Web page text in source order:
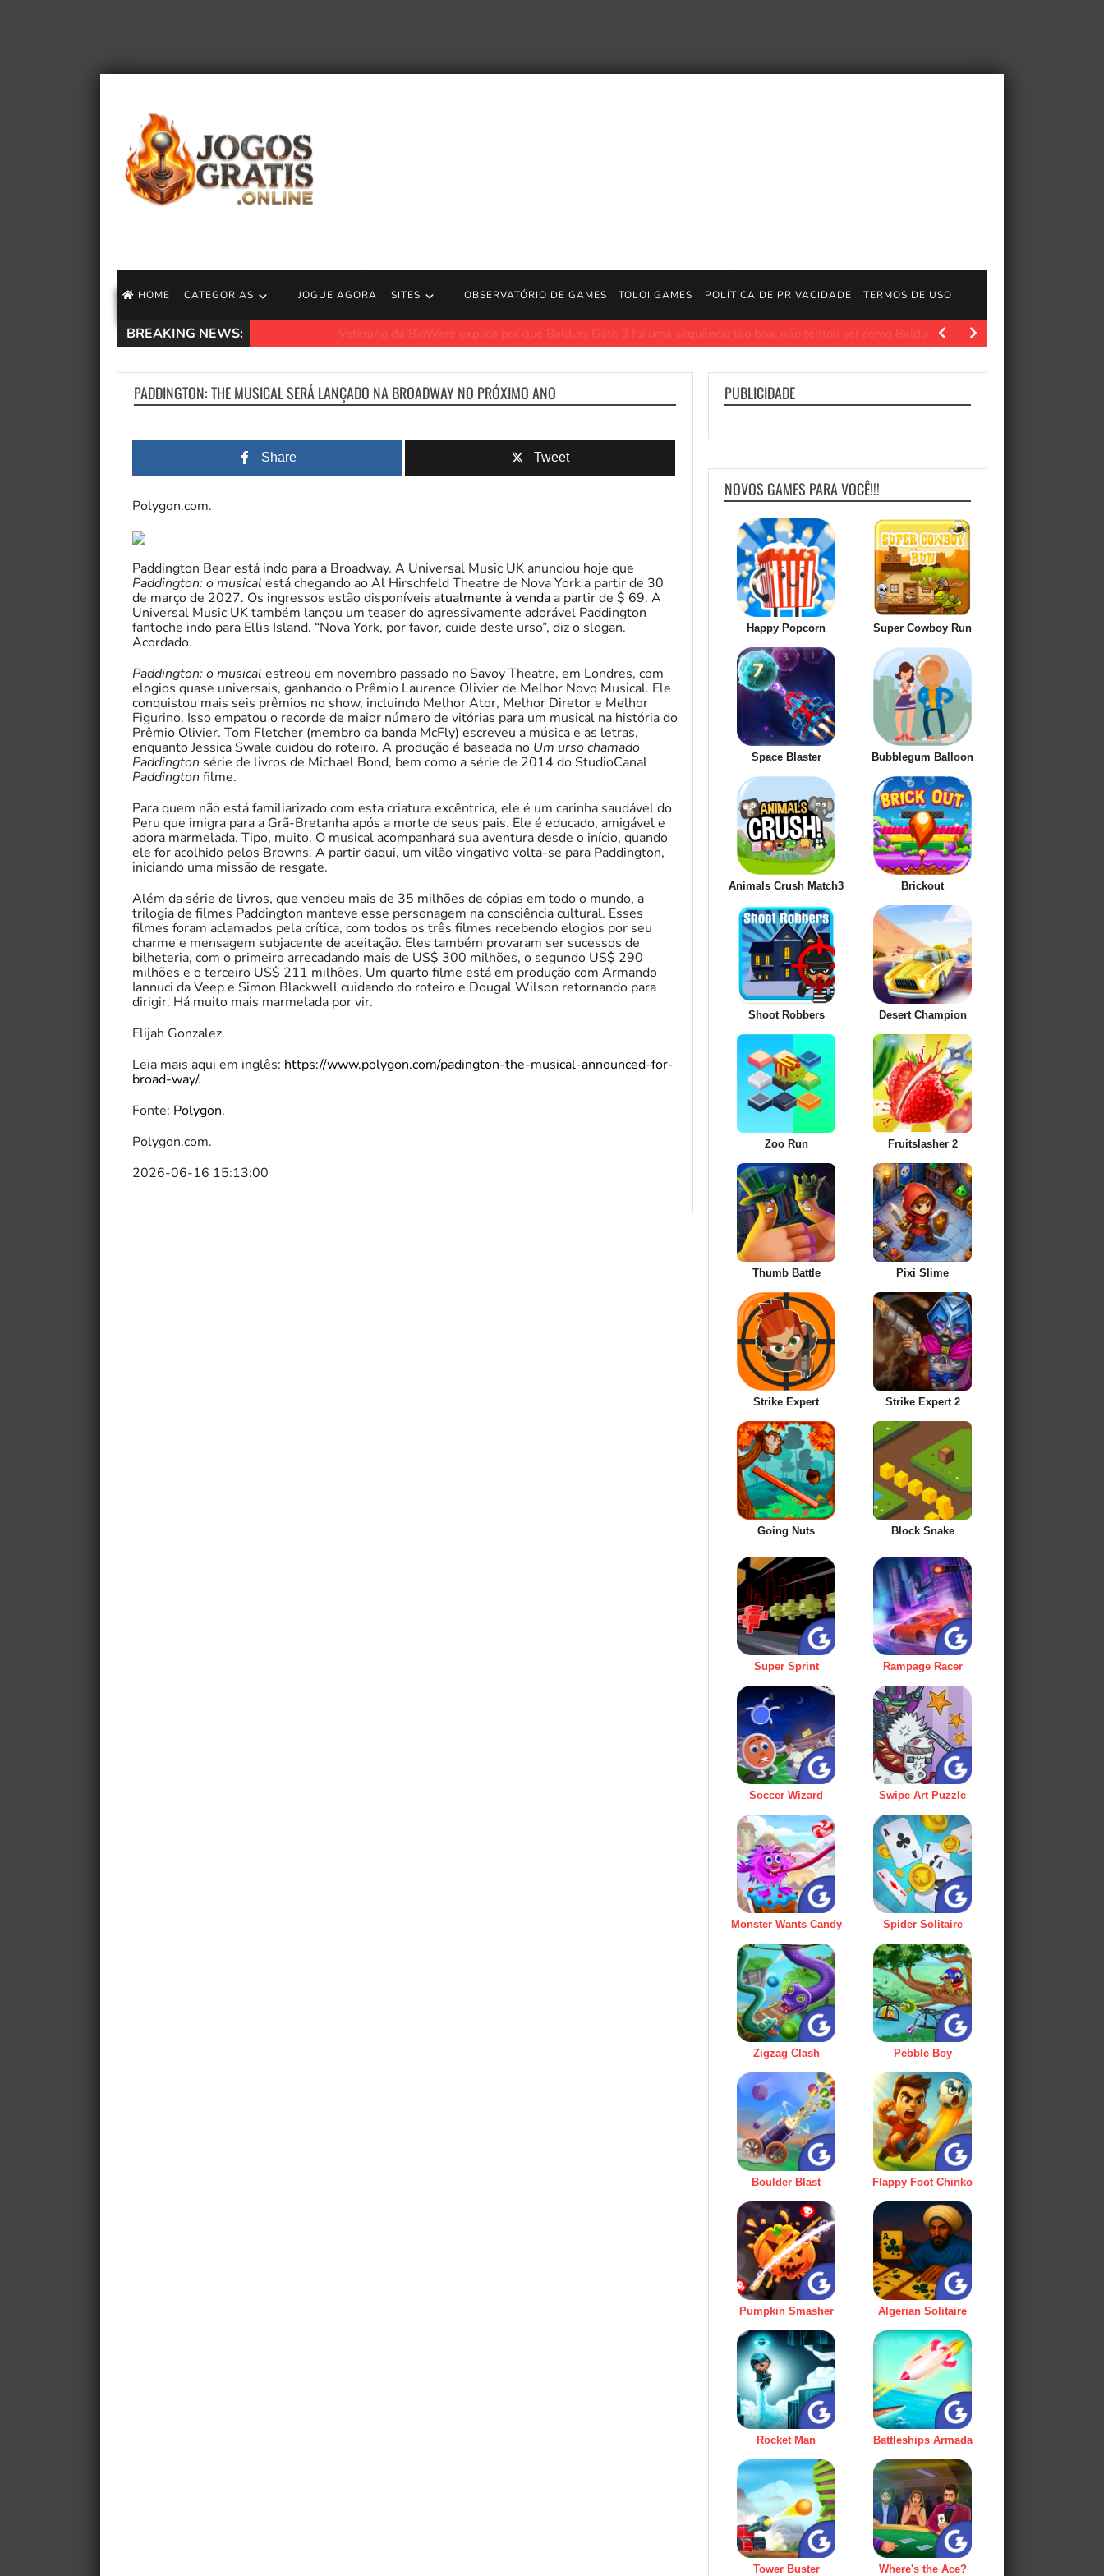
HOME CATEGORIAS JOGUE AGORA SITES OBSERVATÓRIO DE GAMES TOLOI GAMES POLÍTICA DE PRIVACIDADE TERMOS DE USO
BREAKING NEWS: Veterano da BioWare explica por que Baldurs Gate 3 foi uma sequência tão boa: não tentou ser como Baldurs Gate 2 JogosGratisFun. PCGamer
PADDINGTON: THE MUSICAL SERÁ LANÇADO NA BROADWAY NO PRÓXIMO ANO
Share Tweet
Polygon.com.
Paddington Bear está indo para a Broadway. A Universal Music UK anunciou hoje que
Paddington: o musical está chegando ao Al Hirschfeld Theatre de Nova York a partir de 30
de março de 2027. Os ingressos estão disponíveis atualmente à venda a partir de $ 69. A
Universal Music UK também lançou um teaser do agressivamente adorável Paddington
fantoche indo para Ellis Island. “Nova York, por favor, cuide deste urso”, diz o slogan.
Acordado.
Paddington: o musical estreou em novembro passado no Savoy Theatre, em Londres, com
elogios quase universais, ganhando o Prêmio Laurence Olivier de Melhor Novo Musical. Ele
conquistou mais seis prêmios no show, incluindo Melhor Ator, Melhor Diretor e Melhor
Figurino. Isso empatou o recorde de maior número de vitórias para um musical na história do
Prêmio Olivier. Tom Fletcher (membro da banda McFly) escreveu a música e as letras,
enquanto Jessica Swale cuidou do roteiro. A produção é baseada no Um urso chamado
Paddington série de livros de Michael Bond, bem como a série de 2014 do StudioCanal
Paddington filme.
Para quem não está familiarizado com esta criatura excêntrica, ele é um carinha saudável do
Peru que imigra para a Grã-Bretanha após a morte de seus pais. Ele é educado, amigável e
adora marmelada. Tipo, muito. O musical acompanhará sua aventura desde o início, quando
ele for acolhido pelos Browns. A partir daqui, um vilão vingativo volta-se para Paddington,
iniciando uma missão de resgate.
Além da série de livros, que vendeu mais de 35 milhões de cópias em todo o mundo, a
trilogia de filmes Paddington manteve esse personagem na consciência cultural. Esses
filmes foram aclamados pela crítica, com todos os três filmes recebendo elogios por seu
charme e mensagem subjacente de aceitação. Eles também provaram ser sucessos de
bilheteria, com o primeiro arrecadando mais de US$ 300 milhões, o segundo US$ 290
milhões e o terceiro US$ 211 milhões. Um quarto filme está em produção com Armando
Iannuci da Veep e Simon Blackwell cuidando do roteiro e Dougal Wilson retornando para
dirigir. Há muito mais marmelada por vir.
Elijah Gonzalez.
Leia mais aqui em inglês: https://www.polygon.com/padington-the-musical-announced-for-
broad-way/.
Fonte: Polygon.
Polygon.com.
2026-06-16 15:13:00
PUBLICIDADE
NOVOS GAMES PARA VOCÊ!!!
Happy Popcorn Super Cowboy Run
Space Blaster Bubblegum Balloon
Animals Crush Match3 Brickout
Shoot Robbers Desert Champion
Zoo Run Fruitslasher 2
Thumb Battle Pixi Slime
Strike Expert Strike Expert 2
Going Nuts Block Snake
Super Sprint Rampage Racer
Soccer Wizard Swipe Art Puzzle
Monster Wants Candy Spider Solitaire
Zigzag Clash Pebble Boy
Boulder Blast Flappy Foot Chinko
Pumpkin Smasher Algerian Solitaire
Rocket Man Battleships Armada
Tower Buster Where's the Ace?